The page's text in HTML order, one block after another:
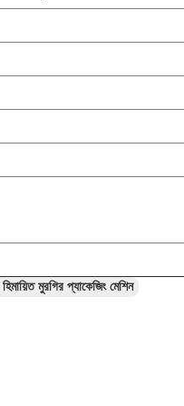
হিমায়িত মুরগির প্যাকেজিং মেশিন